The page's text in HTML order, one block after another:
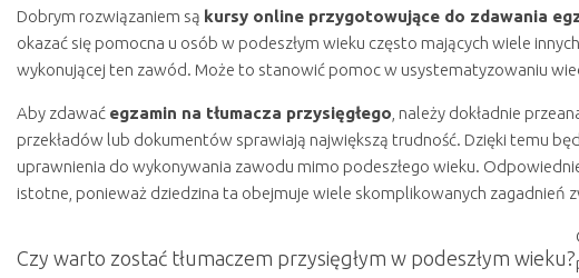
Dobrym rozwiązaniem są kursy online przygotowujące do zdawania
okazać się pomocna u osób w podeszłym wieku często mających wiele
wykonującej ten zawód. Może to stanowić pomoc w usystematyzowaniu
Aby zdawać egzamin na tłumacza przysięgłego , należy dokładnie
przekładów lub dokumentów sprawiają największą trudność. Dzięki temu
uprawnienia do wykonywania zawodu mimo podeszłego wieku.
istotne, ponieważ dziedzina ta obejmuje wiele skomplikowanych zagadnień
Czy warto zostać tłumaczem przysięgłym w podeszłym wieku?